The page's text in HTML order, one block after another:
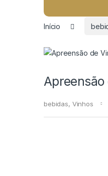
Início
bebidas, Vinhos